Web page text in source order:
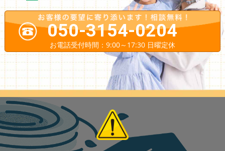
050-3154-0204
お電話受付時間：9:00～17:30 日曜定休